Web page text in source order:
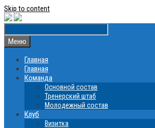
Skip to content
Меню
Главная
Главная
Команда
Основной состав
Тренерский штаб
Молодежный состав
Клуб
Визитка